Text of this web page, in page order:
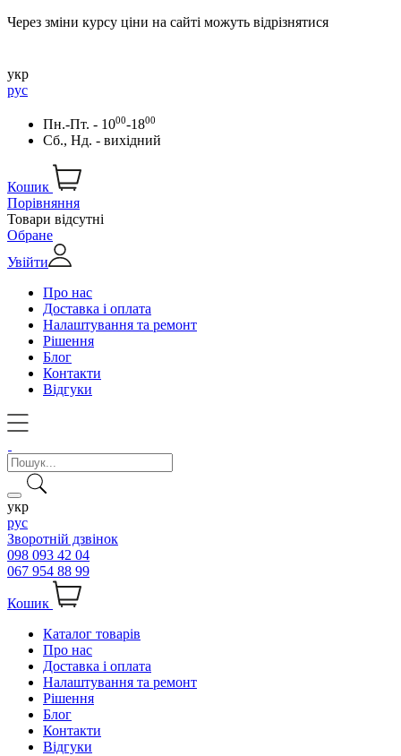
Через зміни курсу ціни на сайті можуть відрізнятися
укр
рус
Пн.-Пт. - 1000-1800
Сб., Нд. - вихідний
Кошик
Порівняння
Товари відсутні
Обране
Увійти
Про нас
Доставка і оплата
Налаштування та ремонт
Рішення
Блог
Контакти
Відгуки
укр
рус
Зворотній дзвінок
098 093 42 04
067 954 88 99
Кошик
Каталог товарів
Про нас
Доставка і оплата
Налаштування та ремонт
Рішення
Блог
Контакти
Відгуки